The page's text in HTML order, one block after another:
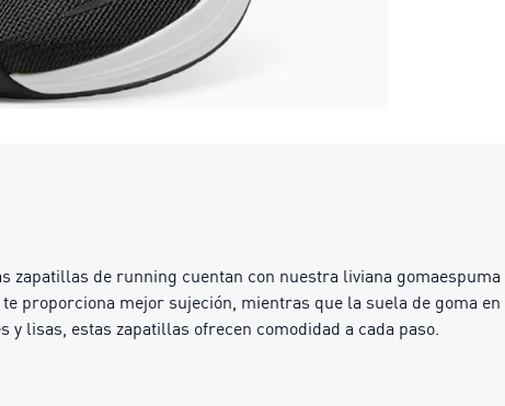
de running cuentan con nuestra liviana gomaespuma
proporciona mejor sujeción, mientras que la suela de goma
lisas, estas zapatillas ofrecen comodidad a cada paso.